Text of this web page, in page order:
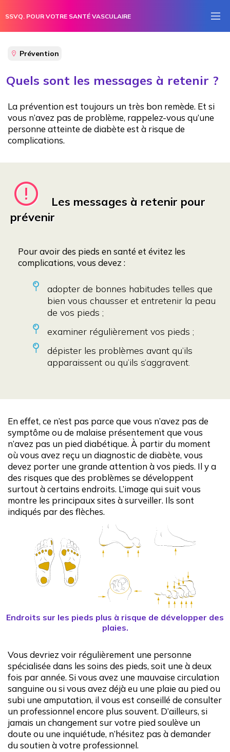
SSVQ. POUR VOTRE SANTÉ VASCULAIRE
Embolie pulmonaire
Hypertension artérielle
Phénomène de Raynaud
Pied diabétique
Prévention
Quels sont les messages à retenir ?
La prévention est toujours un très bon remède. Et si
vous n’avez pas de problème, rappelez-vous qu’une
personne atteinte de diabète est à risque de
complications.
Les messages à retenir pour
prévenir
Pour avoir des pieds en santé et évitez les
complications, vous devez :
adopter de bonnes habitudes telles que
bien vous chausser et entretenir la peau
de vos pieds ;
examiner régulièrement vos pieds ;
dépister les problèmes avant qu’ils
apparaissent ou qu’ils s’aggravent.
En effet, ce n’est pas parce que vous n’avez pas de
symptôme ou de malaise présentement que vous
n’avez pas un pied diabétique. À partir du moment
où vous avez reçu un diagnostic de diabète, vous
devez porter une grande attention à vos pieds. Il y a
des risques que des problèmes se développent
surtout à certains endroits. L’image qui suit vous
montre les principaux sites à surveiller. Ils sont
indiqués par des flèches.
Endroits sur les pieds plus à risque de développer des
plaies.
Vous devriez voir régulièrement une personne
spécialisée dans les soins des pieds, soit une à deux
fois par année. Si vous avez une mauvaise circulation
sanguine ou si vous avez déjà eu une plaie au pied ou
subi une amputation, il vous est conseillé de consulter
un professionnel encore plus souvent. D’ailleurs, si
jamais un changement sur votre pied soulève un
doute ou une inquiétude, n’hésitez pas à demander
du soutien à votre professionnel.